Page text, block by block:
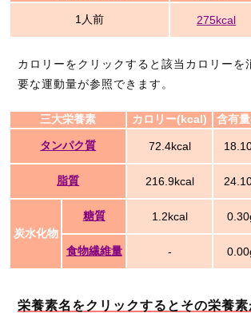
1人前 275kcal
カロリーをクリックすると該当カロリーを
要な運動量が参照できます。
三大栄養素 カロリー(kcal) 含有
タンパク質 72.4kcal
脂質 216.9kcal
炭水化物
糖質 1.2kcal
食物繊維量 -
栄養素名をクリックするとその栄養素